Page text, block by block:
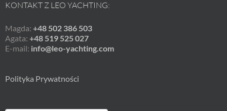
KONTAKT Z LEO YACHTING:
Magda: +48 502 386 503
Agata: +48 519 525 027
E-mail: info@leo-yachting.com
Polityka Prywatności